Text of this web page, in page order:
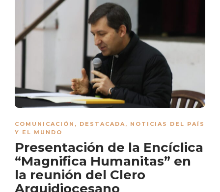
COMUNICACIÓN , DESTACADA , NOTICIAS DEL PAÍS
Y EL MUNDO
Presentación de la Encíclica
“Magnifica Humanitas” en
la reunión del Clero
Arquidiocesano